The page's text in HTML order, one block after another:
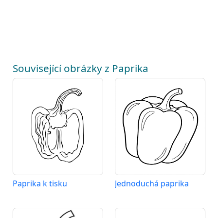
Související obrázky z Paprika
Paprika k tisku Jednoduchá paprika